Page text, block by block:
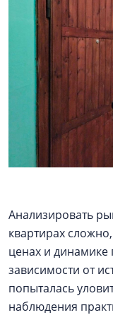
Анализировать
квартирах
ценах и
зависимости от
попыталась
наблюдения